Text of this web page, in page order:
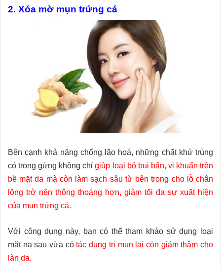
2. Xóa mờ mụn trứng cá
Bên cạnh khả năng chống lão hoá, những chất khử trùng
có trong gừng không chỉgiúp loại bỏ bụi bẩn, vi khuẩn trên
bề mặt da mà còn làm sạch sâu từ bên trong cho lỗ chân
lông trở nên thông thoáng hơn, giảm tối đa sự xuất hiện
của mụn trứng cá.
Với công dụng này, bạn có thể tham khảo sử dụng loại
mặt nạ sau vừa cótác dụng trị mụn lại còn giảm thâm cho
làn da.